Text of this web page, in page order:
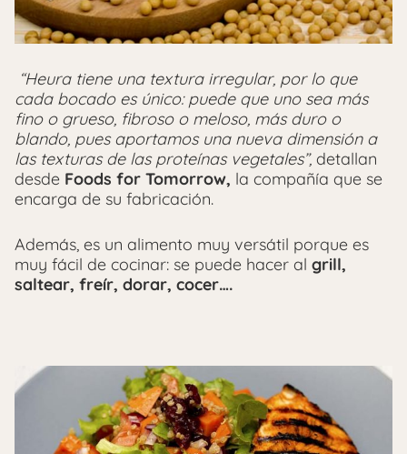
“Heura tiene una textura irregular, por lo que
cada bocado es único: puede que uno sea más
fino o grueso, fibroso o meloso, más duro o
blando, pues aportamos una nueva dimensión a
las texturas de las proteínas vegetales”, detallan
desde Foods for Tomorrow, la compañía que se
encarga de su fabricación.
Además, es un alimento muy versátil porque es
muy fácil de cocinar: se puede hacer al grill,
saltear, freír, dorar, cocer….